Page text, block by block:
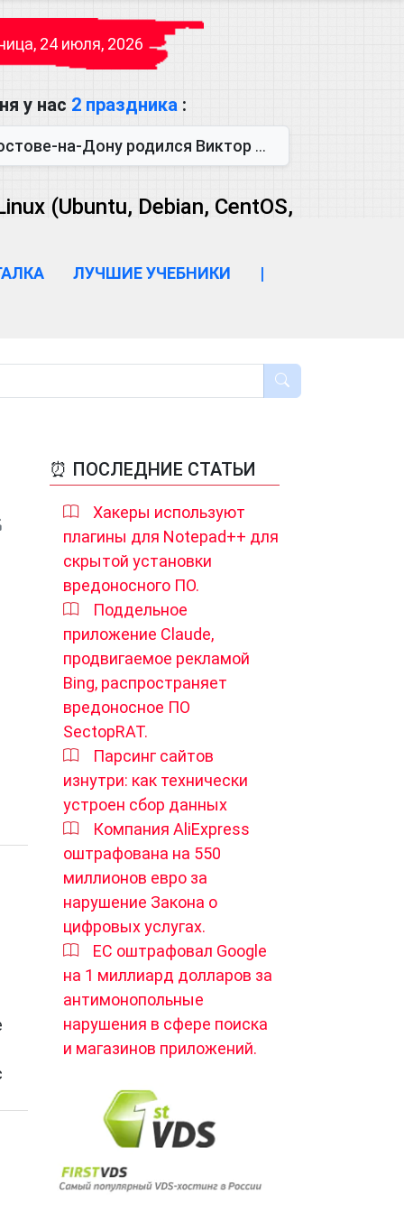
24 июля, 2026
у нас 2 праздника :
Виктор Михайлович Глушков. Под руководством Виктора Михайло...
(Ubuntu, Debian, CentOS,
ЛУЧШИЕ УЧЕБНИКИ |
⏰ ПОСЛЕДНИЕ СТАТЬИ
Хакеры используют
плагины для Notepad++ для
скрытой установки
вредоносного ПО.
Поддельное
приложение Claude,
продвигаемое рекламой
Bing, распространяет
вредоносное ПО
SectopRAT.
Парсинг сайтов
изнутри: как технически
устроен сбор данных
Компания AliExpress
оштрафована на 550
миллионов евро за
нарушение Закона о
цифровых услугах.
ЕС оштрафовал Google
на 1 миллиард долларов за
антимонопольные
нарушения в сфере поиска
и магазинов приложений.